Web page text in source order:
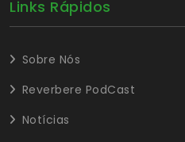
Links Rápidos
Sobre Nós
Reverbere PodCast
Notícias